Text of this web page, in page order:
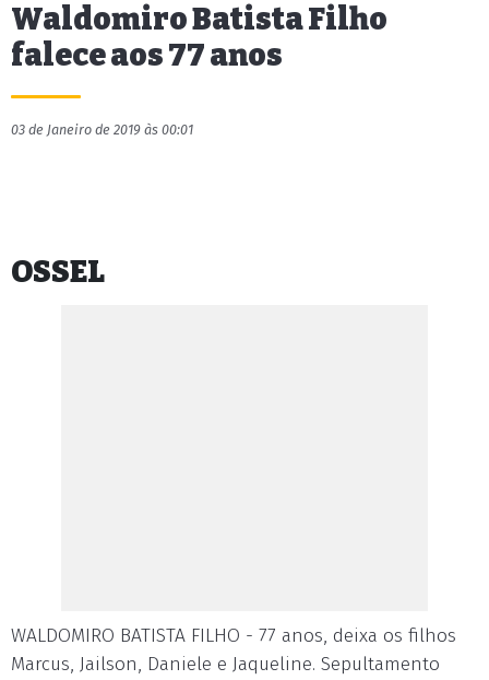
Waldomiro Batista Filho
falece aos 77 anos
03 de Janeiro de 2019 às 00:01
OSSEL
WALDOMIRO BATISTA FILHO - 77 anos, deixa os filhos
Marcus, Jailson, Daniele e Jaqueline. Sepultamento